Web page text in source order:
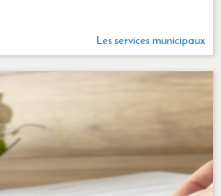
Les services municipaux